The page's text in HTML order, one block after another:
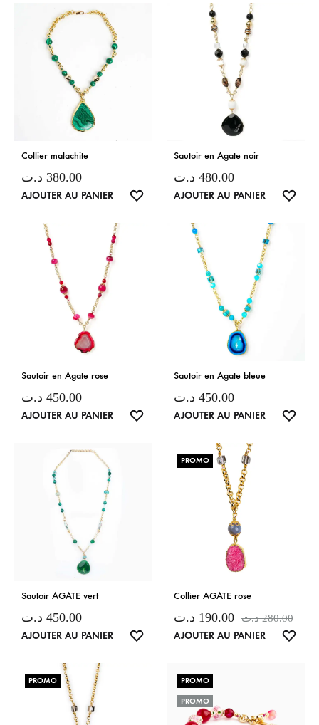
Collier malachite
380.00 د.ت
AJOUTER AU PANIER
Sautoir en Agate noir
480.00 د.ت
AJOUTER AU PANIER
Sautoir en Agate rose
450.00 د.ت
AJOUTER AU PANIER
Sautoir en Agate bleue
450.00 د.ت
AJOUTER AU PANIER
Sautoir AGATE vert
450.00 د.ت
AJOUTER AU PANIER
PROMO
Collier AGATE rose
190.00 د.ت 280.00 د.ت
AJOUTER AU PANIER
PROMO PROMO
PROMO